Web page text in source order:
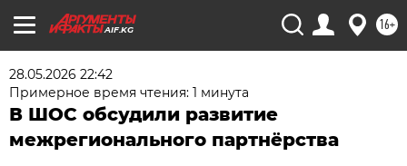
AIF.KG 16+
28.05.2026 22:42
Примерное время чтения: 1 минута
В ШОС обсудили развитие
межрегионального партнёрства